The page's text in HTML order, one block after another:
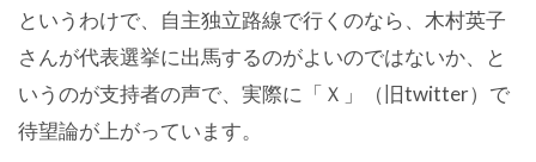
というわけで、自主独立路線で行くのなら、木村英子
さんが代表選挙に出馬するのがよいのではないか、と
いうのが支持者の声で、実際に「Ｘ」（旧twitter）で
待望論が上がっています。